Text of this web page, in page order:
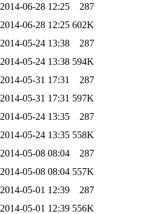
2014-06-28 12:25
287
2014-06-28 12:25 602K
2014-05-24 13:38
287
2014-05-24 13:38 594K
2014-05-31 17:31
287
2014-05-31 17:31 597K
2014-05-24 13:35
287
2014-05-24 13:35 558K
2014-05-08 08:04
287
2014-05-08 08:04 557K
2014-05-01 12:39
287
2014-05-01 12:39 556K